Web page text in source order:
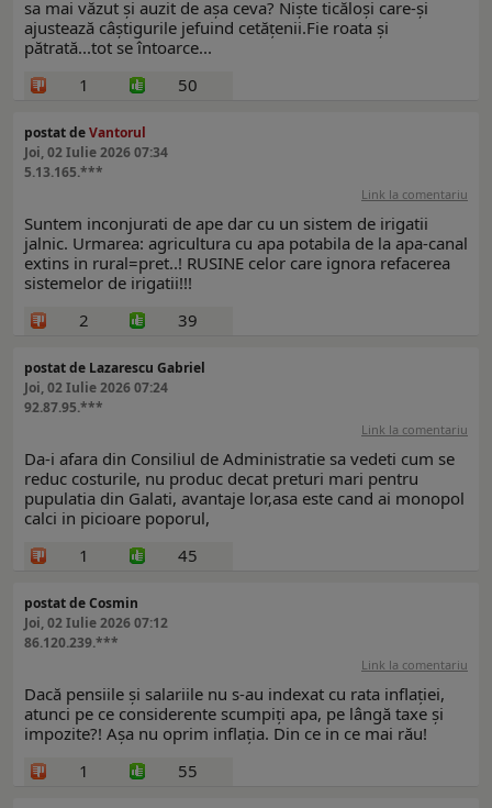
sa mai văzut și auzit de așa ceva? Niște ticăloși care-și
ajustează câștigurile jefuind cetățenii.Fie roata și
pătrată...tot se întoarce...
1
50
postat deVantorul
Joi, 02 Iulie 2026 07:34
5.13.165.***
Link la comentariu
Suntem inconjurati de ape dar cu un sistem de irigatii
jalnic. Urmarea: agricultura cu apa potabila de la apa-canal
extins in rural=pret..! RUSINE celor care ignora refacerea
sistemelor de irigatii!!!
2
39
postat de Lazarescu Gabriel
Joi, 02 Iulie 2026 07:24
92.87.95.***
Link la comentariu
Da-i afara din Consiliul de Administratie sa vedeti cum se
reduc costurile, nu produc decat preturi mari pentru
pupulatia din Galati, avantaje lor,asa este cand ai monopol
calci in picioare poporul,
1
45
postat de Cosmin
Joi, 02 Iulie 2026 07:12
86.120.239.***
Link la comentariu
Dacă pensiile și salariile nu s-au indexat cu rata inflației,
atunci pe ce considerente scumpiți apa, pe lângă taxe și
impozite?! Așa nu oprim inflația. Din ce in ce mai rău!
1
55